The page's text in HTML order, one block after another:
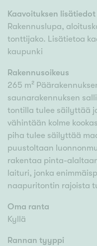
Kaavoituksen lisätiedot
Rakennuslupa,
tonttijako. Lisätietoa
kaupunki
Rakennusoikeus
265 m²
saunarakennuksen
tontilla tulee säilyttää
vähintään kolme
piha tulee säilyttää
puustoltaan
rakentaa pinta-
laituri, jonka
naapuritontin rajoista
Oma ranta
Kyllä
Rannan tyyppi